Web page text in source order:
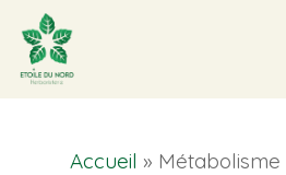
main
Accueil »